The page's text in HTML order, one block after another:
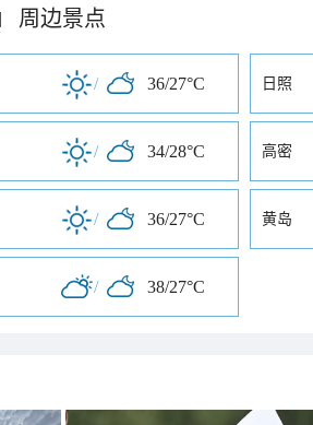
| 周边景点
/ 36/27°C 日照
/ 34/28°C 高密
/ 36/27°C 黄岛
/ 38/27°C